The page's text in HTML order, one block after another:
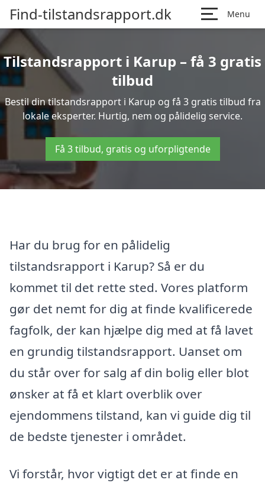
Find-tilstandsrapport.dk Menu
Tilstandsrapport i Karup – få 3 gratis
tilbud
Bestil din tilstandsrapport i Karup og få 3 gratis tilbud fra
lokale eksperter. Hurtig, nem og pålidelig service.
Få 3 tilbud, gratis og uforpligtende
Har du brug for en pålidelig
tilstandsrapport i Karup? Så er du
kommet til det rette sted. Vores platform
gør det nemt for dig at finde kvalificerede
fagfolk, der kan hjælpe dig med at få lavet
en grundig tilstandsrapport. Uanset om
du står over for salg af din bolig eller blot
ønsker at få et klart overblik over
ejendommens tilstand, kan vi guide dig til
de bedste tjenester i området.
Vi forstår, hvor vigtigt det er at finde en